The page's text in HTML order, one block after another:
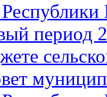
период